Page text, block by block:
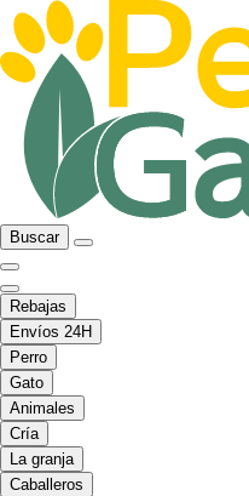
Buscar
Rebajas
Envíos 24H
Perro
Gato
Animales
Cría
La granja
Caballeros